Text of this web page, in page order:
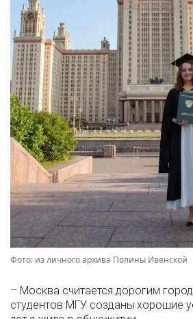
Фото: из личного архива Полины Ивенской
– Москва считается дорогим
студентов МГУ созданы хорошие